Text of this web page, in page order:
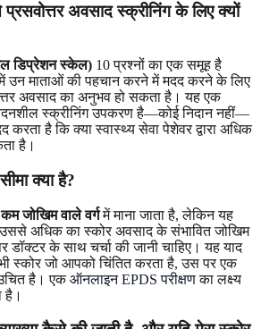
अवसाद स्क्रीनिंग के लिए क्यों
डिप्रेशन स्केल) 10 प्रश्नों का एक समूह है
उन माताओं की पहचान करने में मदद करने के लिए
अवसाद का अनुभव हो सकता है। यह एक
स्क्रीनिंग उपकरण है—कोई निदान नहीं—
करता है कि क्या स्वास्थ्य सेवा पेशेवर द्वारा अधिक
है।
क्या है?
कम जोखिम वाले वर्गमें माना जाता है, लेकिन यह
उससे अधिक का स्कोर अवसाद के संभावित जोखिम
के साथ चर्चा की जानी चाहिए। यह याद
स्कोर जो आपको चिंतित करता है, उस पर एक
है। एकऑनलाइन EPDS परीक्षणका लक्ष्य
है।